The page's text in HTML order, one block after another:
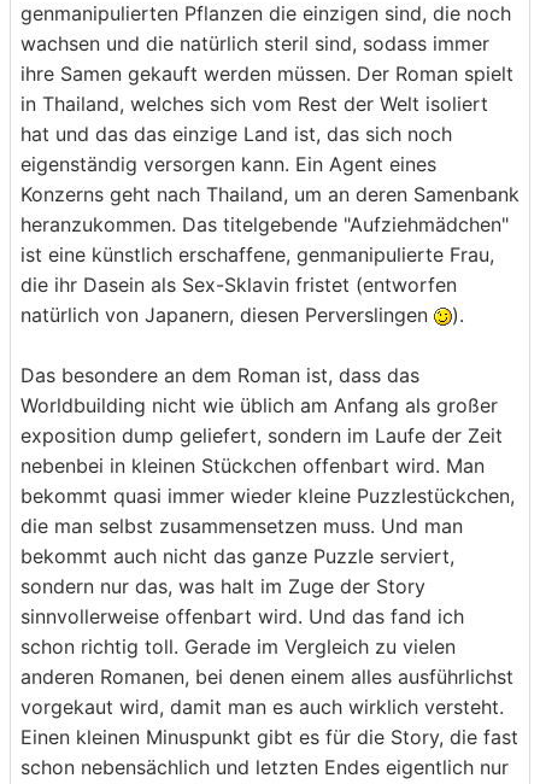
genmanipulierten Pflanzen die einzigen sind, die noch
wachsen und die natürlich steril sind, sodass immer
ihre Samen gekauft werden müssen. Der Roman spielt
in Thailand, welches sich vom Rest der Welt isoliert
hat und das das einzige Land ist, das sich noch
eigenständig versorgen kann. Ein Agent eines
Konzerns geht nach Thailand, um an deren Samenbank
heranzukommen. Das titelgebende "Aufziehmädchen"
ist eine künstlich erschaffene, genmanipulierte Frau,
die ihr Dasein als Sex-Sklavin fristet (entworfen
natürlich von Japanern, diesen Perverslingen
).
Das besondere an dem Roman ist, dass das
Worldbuilding nicht wie üblich am Anfang als großer
exposition dump geliefert, sondern im Laufe der Zeit
nebenbei in kleinen Stückchen offenbart wird. Man
bekommt quasi immer wieder kleine Puzzlestückchen,
die man selbst zusammensetzen muss. Und man
bekommt auch nicht das ganze Puzzle serviert,
sondern nur das, was halt im Zuge der Story
sinnvollerweise offenbart wird. Und das fand ich
schon richtig toll. Gerade im Vergleich zu vielen
anderen Romanen, bei denen einem alles ausführlichst
vorgekaut wird, damit man es auch wirklich versteht.
Einen kleinen Minuspunkt gibt es für die Story, die fast
schon nebensächlich und letzten Endes eigentlich nur